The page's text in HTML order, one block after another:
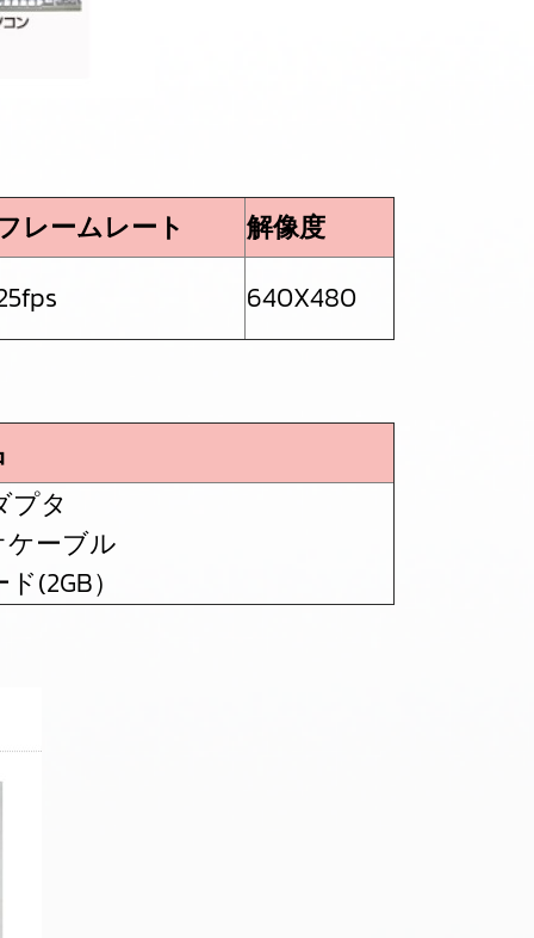
レームレート
解像度
640X480
プタ
ーブル
(2GB）